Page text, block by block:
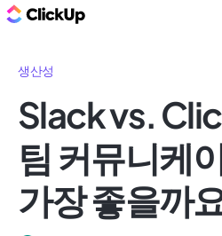
생산성
Slack vs.
팀 커뮤니케
가장 좋을까